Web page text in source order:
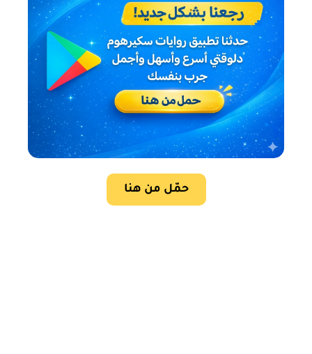
حمّل من هنا